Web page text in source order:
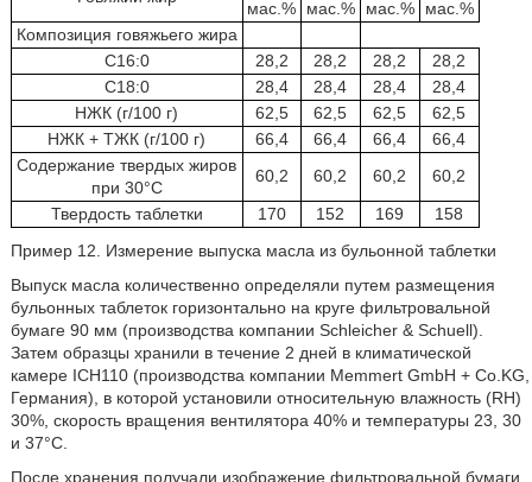
мас.%
мас.%
мас.%
мас.%
Композиция говяжьего жира
C16:0
28,2 28,2 28,2
28,2
C18:0
28,4 28,4 28,4
28,4
НЖК (г/100 г)
62,5 62,5 62,5
62,5
НЖК + ТЖК (г/100 г)
66,4 66,4 66,4
66,4
Содержание твердых жиров
при 30°C
60,2 60,2 60,2
60,2
Твердость таблетки
170 152 169
158
Пример 12. Измерение выпуска масла из бульонной таблетки
Выпуск масла количественно определяли путем размещения
бульонных таблеток горизонтально на круге фильтровальной
бумаге 90 мм (производства компании Schleicher & Schuell).
Затем образцы хранили в течение 2 дней в климатической
камере ICH110 (производства компании Memmert GmbH + Co.KG,
Германия), в которой установили относительную влажность (RH)
30%, скорость вращения вентилятора 40% и температуры 23, 30
и 37°C.
После хранения получали изображение фильтровальной бумаги